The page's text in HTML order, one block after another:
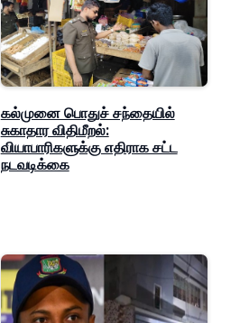
கல்முனை பொதுச் சந்தையில்
சுகாதார விதிமீறல்:
வியாபாரிகளுக்கு எதிராக சட்ட
நடவடிக்கை